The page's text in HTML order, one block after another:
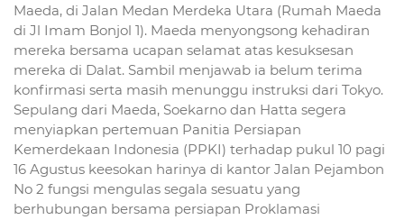
Maeda, di Jalan Medan Merdeka Utara (Rumah Maeda
di Jl Imam Bonjol 1). Maeda menyongsong kehadiran
mereka bersama ucapan selamat atas kesuksesan
mereka di Dalat. Sambil menjawab ia belum terima
konfirmasi serta masih menunggu instruksi dari Tokyo.
Sepulang dari Maeda, Soekarno dan Hatta segera
menyiapkan pertemuan Panitia Persiapan
Kemerdekaan Indonesia (PPKI) terhadap pukul 10 pagi
16 Agustus keesokan harinya di kantor Jalan Pejambon
No 2 fungsi mengulas segala sesuatu yang
berhubungan bersama persiapan Proklamasi